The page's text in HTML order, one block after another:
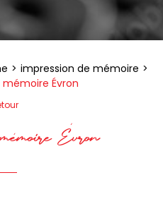
impression de mémoire
Évron
Évron